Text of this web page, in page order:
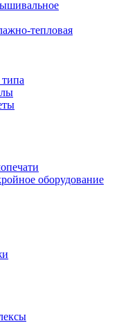
тепловая
оборудование